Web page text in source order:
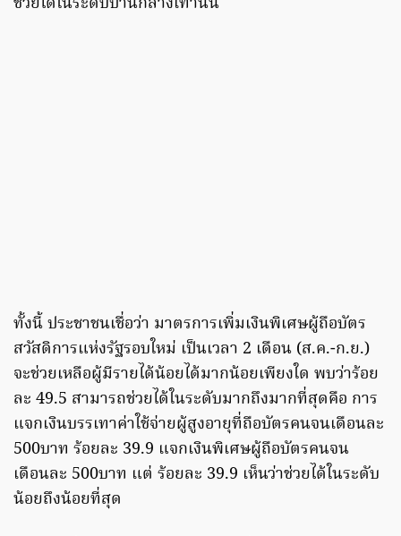
ทั้งนี้ ประชาชนเชื่อว่า มาตรการเพิ่มเงินพิเศษผู้ถือบัตร
สวัสดิการแห่งรัฐรอบใหม่ เป็นเวลา 2 เดือน (ส.ค.-ก.ย.)
จะช่วยเหลือผู้มีรายได้น้อยได้มากน้อยเพียงใด พบว่าร้อย
ละ 49.5 สามารถช่วยได้ในระดับมากถึงมากที่สุดคือ การ
แจกเงินบรรเทาค่าใช้จ่ายผู้สูงอายุที่ถือบัตรคนจนเดือนละ
500บาท ร้อยละ 39.9 แจกเงินพิเศษผู้ถือบัตรคนจน
เดือนละ 500บาท แต่ ร้อยละ 39.9 เห็นว่าช่วยได้ในระดับ
น้อยถึงน้อยที่สุด